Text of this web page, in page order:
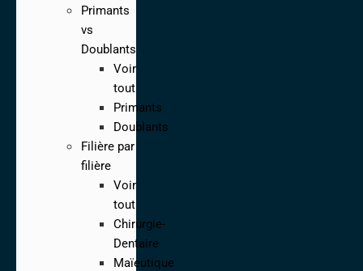
Primants
vs
Doublants
Voir
tout
Primants
Doublants
Filière par
filière
Voir
tout
Chirurgie-
Dentaire
Maïeutique